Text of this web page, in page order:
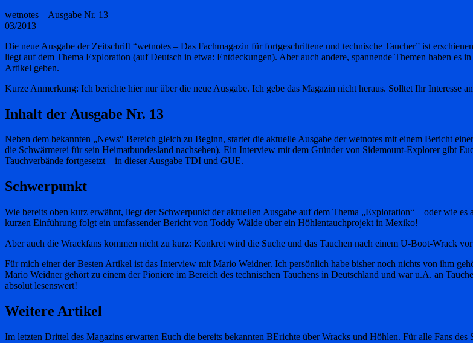
wetnotes – Ausgabe Nr. 13 –
03/2013
Die neue Ausgabe der Zeitschrift “wetnotes – Das Fachmagazin für fortgeschrittene und technische Taucher” ist
liegt auf dem Thema Exploration (auf Deutsch in etwa: Entdeckungen). Aber auch andere, spannende Themen haben
Artikel geben.
Kurze Anmerkung: Ich berichte hier nur über die neue Ausgabe. Ich gebe das Magazin nicht heraus. Solltet Ihr Interesse
Inhalt der Ausgabe Nr. 13
Neben dem bekannten „News“ Bereich gleich zu Beginn, startet die aktuelle Ausgabe der wetnotes mit einem Bericht
die Schwärmerei für sein Heimatbundesland nachsehen). Ein Interview mit dem Gründer von Sidemount-Explorer gibt
Tauchverbände fortgesetzt – in dieser Ausgabe TDI und GUE.
Schwerpunkt
Wie bereits oben kurz erwähnt, liegt der Schwerpunkt der aktuellen Ausgabe auf dem Thema „Exploration“ – oder wie
kurzen Einführung folgt ein umfassender Bericht von Toddy Wälde über ein Höhlentauchprojekt in Mexiko!
Aber auch die Wrackfans kommen nicht zu kurz: Konkret wird die Suche und das Tauchen nach einem U-Boot-Wrack
Für mich einer der Besten Artikel ist das Interview mit Mario Weidner. Ich persönlich habe bisher noch nichts von ihm
Mario Weidner gehört zu einem der Pioniere im Bereich des technischen Tauchens in Deutschland und war u.A. an
absolut lesenswert!
Weitere Artikel
Im letzten Drittel des Magazins erwarten Euch die bereits bekannten BErichte über Wracks und Höhlen. Für alle Fans